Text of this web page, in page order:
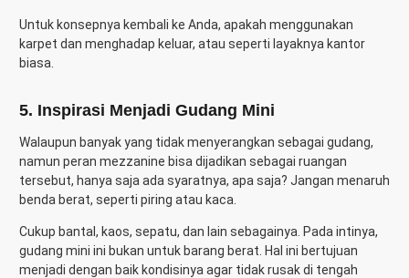
Untuk konsepnya kembali ke Anda, apakah menggunakan
karpet dan menghadap keluar, atau seperti layaknya kantor
biasa.
5. Inspirasi Menjadi Gudang Mini
Walaupun banyak yang tidak menyerangkan sebagai gudang,
namun peran mezzanine bisa dijadikan sebagai ruangan
tersebut, hanya saja ada syaratnya, apa saja? Jangan menaruh
benda berat, seperti piring atau kaca.
Cukup bantal, kaos, sepatu, dan lain sebagainya. Pada intinya,
gudang mini ini bukan untuk barang berat. Hal ini bertujuan
menjadi dengan baik kondisinya agar tidak rusak di tengah